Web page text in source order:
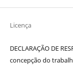
Licença
DECLARAÇÃO DE
concepção do